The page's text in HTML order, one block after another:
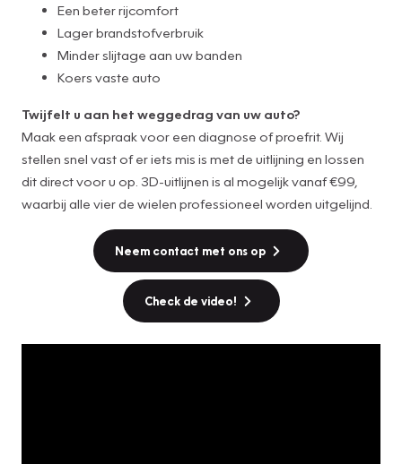
Een beter rijcomfort
Lager brandstofverbruik
Minder slijtage aan uw banden
Koers vaste auto
Twijfelt u aan het weggedrag van uw auto?
Maak een afspraak voor een diagnose of proefrit. Wij
stellen snel vast of er iets mis is met de uitlijning en lossen
dit direct voor u op. 3D-uitlijnen is al mogelijk vanaf €99,
waarbij alle vier de wielen professioneel worden uitgelijnd.
Check de video!
Neem contact met ons op